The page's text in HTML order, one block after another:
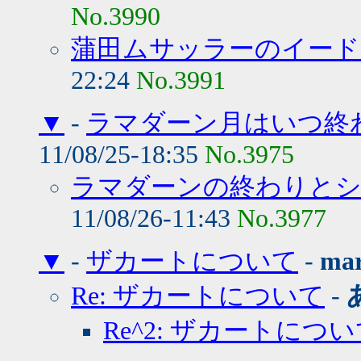
No.3990
蒲田ムサッラーのイー
22:24 No.3991
▼ - ラマダーン月はいつ終
11/08/25-18:35 No.3975
ラマダーンの終わりと
11/08/26-11:43 No.3977
▼ - ザカートについて -
Re: ザカートについて -
Re^2: ザカートにつ